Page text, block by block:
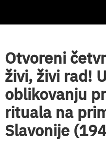
Otvoreni
živi, živi rad!
oblikovanju
rituala na
Slavonije